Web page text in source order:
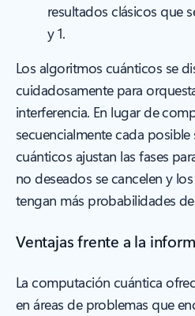
resultados clásicos que
y 1.
Los algoritmos cuánticos se
cuidadosamente para
interferencia. En lugar de
secuencialmente cada
cuánticos ajustan las fases
no deseados se cancelen y
tengan más probabilidades
Ventajas frente a la
La computación cuántica
en áreas de problemas que